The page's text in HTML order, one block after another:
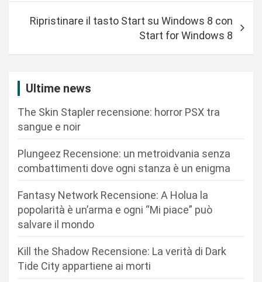
a
Ripristinare il tasto Start su Windows 8 con
Start for Windows 8
Ultime news
The Skin Stapler recensione: horror PSX tra
sangue e noir
Plungeez Recensione: un metroidvania senza
combattimenti dove ogni stanza è un enigma
Fantasy Network Recensione: A Holua la
popolarità è un’arma e ogni “Mi piace” può
salvare il mondo
Kill the Shadow Recensione: La verità di Dark
Tide City appartiene ai morti